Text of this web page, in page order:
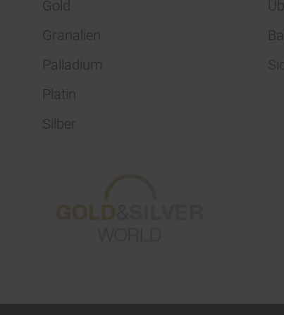
Gold
Granalien
Palladium
Platin
Silber